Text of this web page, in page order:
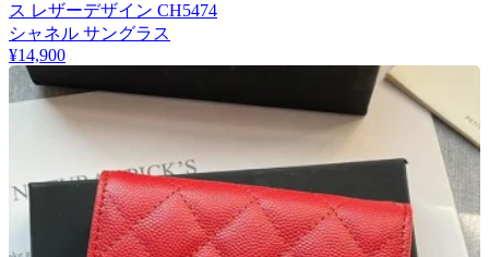
ス レザーデザイン CH5474
シャネル サングラス
¥14,900